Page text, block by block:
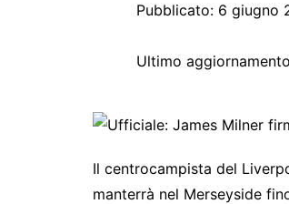
Pubblicato: 6 giugno
Ultimo
Il centrocampista del
manterrà nel Merseyside